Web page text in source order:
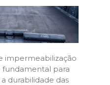
impermeabilização
fundamental para
durabilidade das